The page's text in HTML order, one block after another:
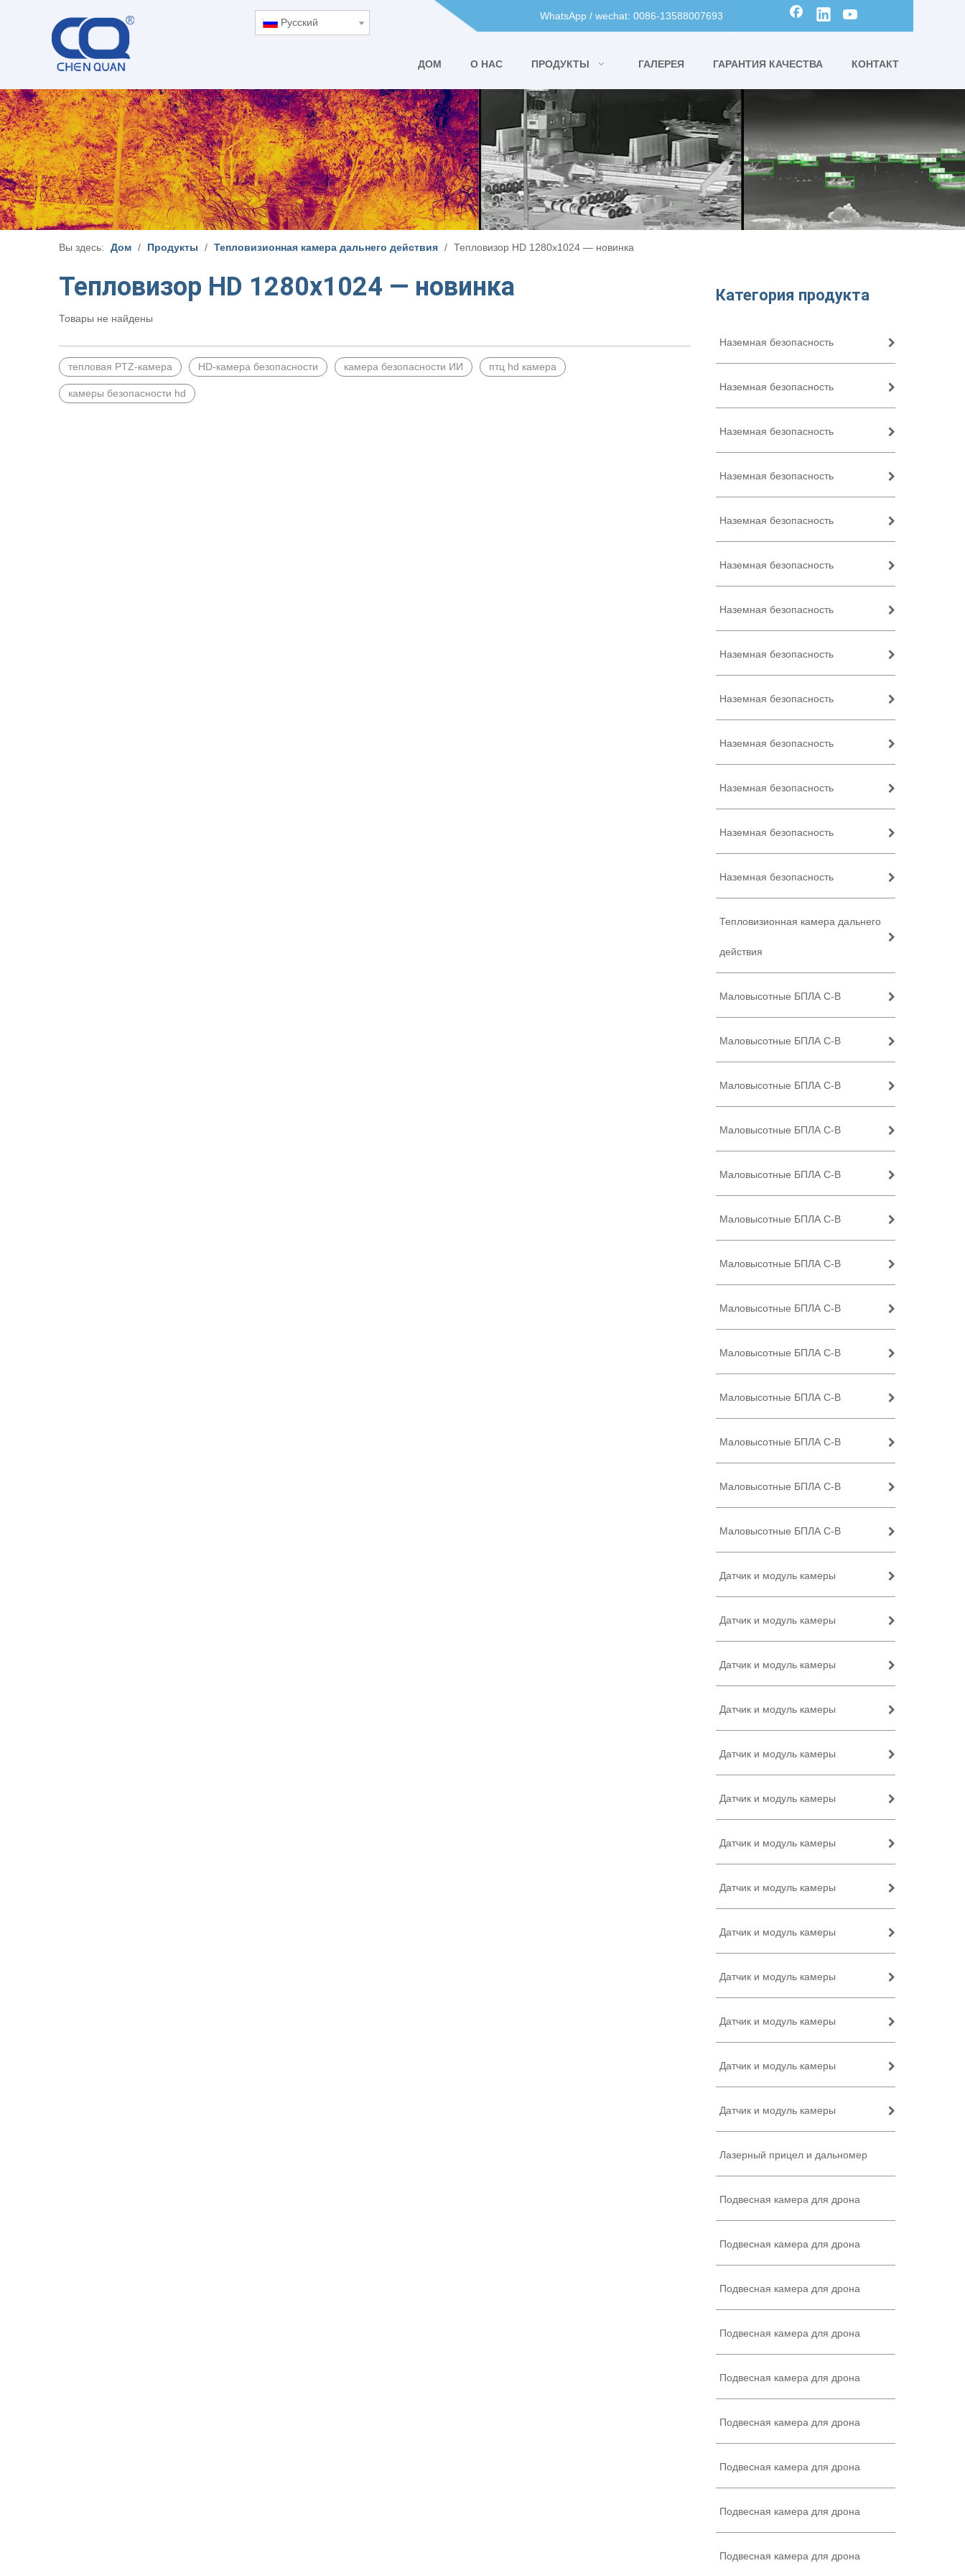
Pусский
WhatsApp / wechat: 0086-13588007693
ДОМ О НАС ПРОДУКТЫ ГАЛЕРЕЯ ГАРАНТИЯ КАЧЕСТВА КОНТАКТ
Вы здесь: Дом / Продукты / Тепловизионная камера дальнего действия / Тепловизор HD 1280x1024 — новинка
Тепловизор HD 1280x1024 — новинка
Товары не найдены
тепловая PTZ-камера HD-камера безопасности камера безопасности ИИ птц hd камера
камеры безопасности hd
Категория продукта
Наземная безопасность
Наземная безопасность
Наземная безопасность
Наземная безопасность
Наземная безопасность
Наземная безопасность
Наземная безопасность
Наземная безопасность
Наземная безопасность
Наземная безопасность
Наземная безопасность
Наземная безопасность
Наземная безопасность
Тепловизионная камера дальнего
действия
Маловысотные БПЛА C-B
Маловысотные БПЛА C-B
Маловысотные БПЛА C-B
Маловысотные БПЛА C-B
Маловысотные БПЛА C-B
Маловысотные БПЛА C-B
Маловысотные БПЛА C-B
Маловысотные БПЛА C-B
Маловысотные БПЛА C-B
Маловысотные БПЛА C-B
Маловысотные БПЛА C-B
Маловысотные БПЛА C-B
Маловысотные БПЛА C-B
Датчик и модуль камеры
Датчик и модуль камеры
Датчик и модуль камеры
Датчик и модуль камеры
Датчик и модуль камеры
Датчик и модуль камеры
Датчик и модуль камеры
Датчик и модуль камеры
Датчик и модуль камеры
Датчик и модуль камеры
Датчик и модуль камеры
Датчик и модуль камеры
Датчик и модуль камеры
Лазерный прицел и дальномер
Подвесная камера для дрона
Подвесная камера для дрона
Подвесная камера для дрона
Подвесная камера для дрона
Подвесная камера для дрона
Подвесная камера для дрона
Подвесная камера для дрона
Подвесная камера для дрона
Подвесная камера для дрона